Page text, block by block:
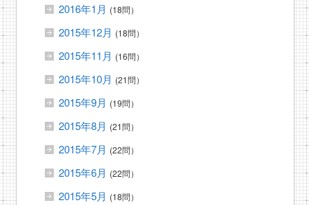
2016年1月 (18問）
2015年12月 (18問）
2015年11月 (16問）
2015年10月 (21問）
2015年9月 (19問）
2015年8月 (21問）
2015年7月 (22問）
2015年6月 (22問）
2015年5月 (18問）